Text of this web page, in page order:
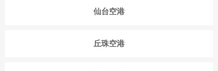
仙台空港
丘珠空港